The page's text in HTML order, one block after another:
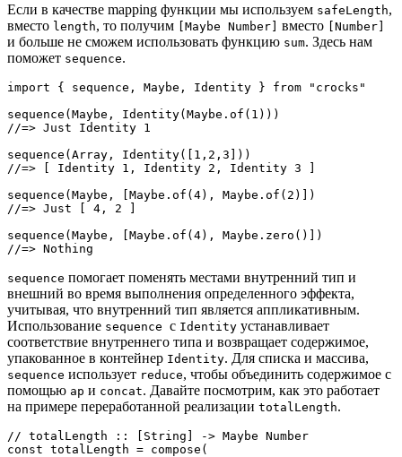
Если в качестве mapping функции мы используем safeLength,
вместо length, то получим [Maybe Number] вместо [Number]
и больше не сможем использовать функцию sum. Здесь нам
поможет sequence.
import { sequence, Maybe, Identity } from "crocks"
sequence(Maybe, Identity(Maybe.of(1)))
//=> Just Identity 1
sequence(Array, Identity([1,2,3]))
//=> [ Identity 1, Identity 2, Identity 3 ]
sequence(Maybe, [Maybe.of(4), Maybe.of(2)])
//=> Just [ 4, 2 ]
sequence(Maybe, [Maybe.of(4), Maybe.zero()])
//=> Nothing
sequence помогает поменять местами внутренний тип и
внешний во время выполнения определенного эффекта,
учитывая, что внутренний тип является аппликативным.
Использование sequence с Identity устанавливает
соответствие внутреннего типа и возвращает содержимое,
упакованное в контейнер Identity. Для списка и массива,
sequence использует reduce, чтобы объединить содержимое с
помощью ap и concat. Давайте посмотрим, как это работает
на примере переработанной реализации totalLength.
// totalLength :: [String] -> Maybe Number
const totalLength = compose(